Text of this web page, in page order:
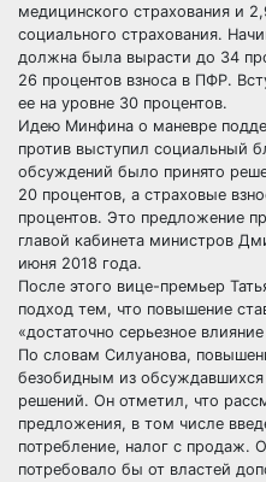
медицинского страхования и
социального страхования.
должна была вырасти до 34
26 процентов взноса в ПФР.
ее на уровне 30 процентов.
Идею Минфина о маневре
против выступил социальный
обсуждений было принято
20 процентов, а страховые
процентов. Это предложение
главой кабинета министров
июня 2018 года.
После этого вице-премьер
подход тем, что повышение
«достаточно серьезное
По словам Силуанова,
безобидным из обсуждавшихся
решений. Он отметил, что
предложения, в том числе
потребление, налог с продаж.
потребовало бы от властей